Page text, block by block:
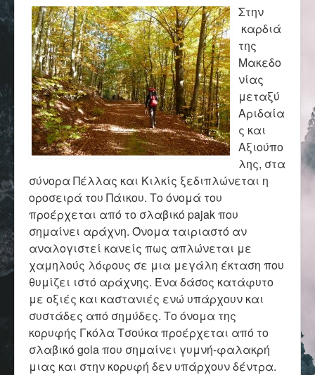
Σύλλογος
Ορειβασία
Αναρρίχηση
Φωτο - Video
Επικοινωνία
Στην
καρδιά
της
Μακεδο
νίας
μεταξύ
Αριδαία
ς και
Αξιούπο
λης, στα
σύνορα Πέλλας και Κιλκίς ξεδιπλώνεται η
οροσειρά του Πάικου. Το όνομά του
προέρχεται από το σλαβικό pajak που
σημαίνει αράχνη. Όνομα ταιριαστό αν
αναλογιστεί κανείς πως απλώνεται με
χαμηλούς λόφους σε μια μεγάλη έκταση που
θυμίζει ιστό αράχνης. Ένα δάσος κατάφυτο
με οξιές και καστανιές ενώ υπάρχουν και
συστάδες από σημύδες. Το όνομα της
κορυφής Γκόλα Τσούκα προέρχεται από το
σλαβικό gola που σημαίνει γυμνή-φαλακρή
μιας και στην κορυφή δεν υπάρχουν δέντρα.